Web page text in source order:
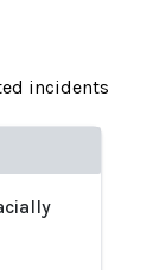
incidents